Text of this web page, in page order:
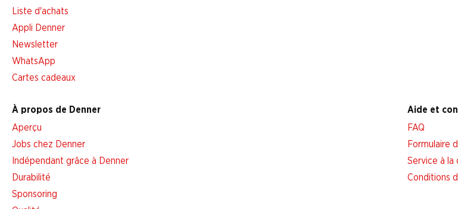
Liste d'achats
Appli Denner
Newsletter
WhatsApp
Cartes cadeaux
À propos de Denner
Aperçu
Jobs chez Denner
Indépendant grâce à Denner
Durabilité
Sponsoring
Aide et
FAQ
Formulaire
Service à la
Conditions